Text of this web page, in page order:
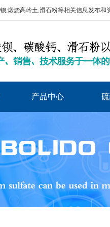
,煅烧高岭土,滑石粉等相关信息发布和
产品中心